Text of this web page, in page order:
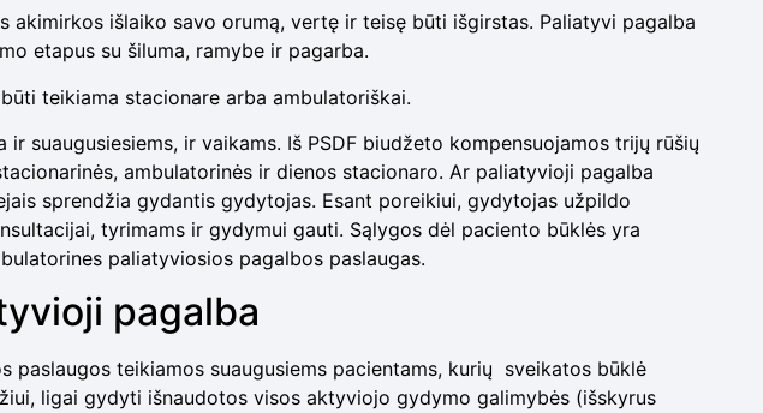
akimirkos išlaiko savo orumą, vertę ir teisę būti išgirstas. Paliatyvi pagalba
etapus su šiluma, ramybe ir pagarba.
teikiama stacionare arba ambulatoriškai.
suaugusiesiems, ir vaikams. Iš PSDF biudžeto kompensuojamos trijų rūšių
ambulatorinės ir dienos stacionaro. Ar paliatyvioji pagalba
sprendžia gydantis gydytojas. Esant poreikiui, gydytojas užpildo
tyrimams ir gydymui gauti. Sąlygos dėl paciento būklės yra
paliatyviosios pagalbos paslaugas.
pagalba
paslaugos teikiamos suaugusiems pacientams, kurių sveikatos būklė
ligai gydyti išnaudotos visos aktyviojo gydymo galimybės (išskyrus